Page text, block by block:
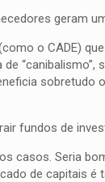
geram
o CADE)
fundos de
casos. Seria
de capitais